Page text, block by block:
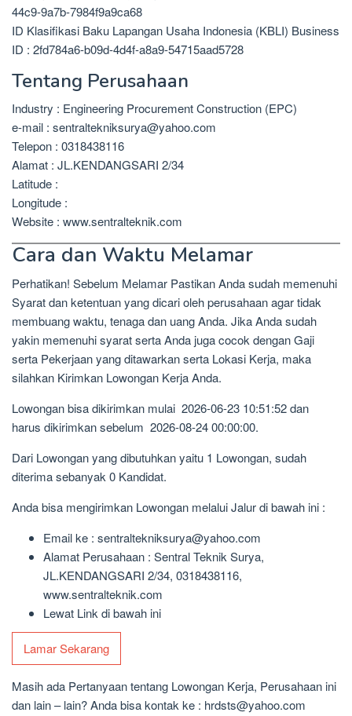
44c9-9a7b-7984f9a9ca68
ID Klasifikasi Baku Lapangan Usaha Indonesia (KBLI) Business
ID : 2fd784a6-b09d-4d4f-a8a9-54715aad5728
Tentang Perusahaan
Industry : Engineering Procurement Construction (EPC)
e-mail : sentraltekniksurya@yahoo.com
Telepon : 0318438116
Alamat : JL.KENDANGSARI 2/34
Latitude :
Longitude :
Website : www.sentralteknik.com
Cara dan Waktu Melamar
Perhatikan! Sebelum Melamar Pastikan Anda sudah memenuhi
Syarat dan ketentuan yang dicari oleh perusahaan agar tidak
membuang waktu, tenaga dan uang Anda. Jika Anda sudah
yakin memenuhi syarat serta Anda juga cocok dengan Gaji
serta Pekerjaan yang ditawarkan serta Lokasi Kerja, maka
silahkan Kirimkan Lowongan Kerja Anda.
Lowongan bisa dikirimkan mulai 2026-06-23 10:51:52 dan
harus dikirimkan sebelum 2026-08-24 00:00:00.
Dari Lowongan yang dibutuhkan yaitu 1 Lowongan, sudah
diterima sebanyak 0 Kandidat.
Anda bisa mengirimkan Lowongan melalui Jalur di bawah ini :
Email ke : sentraltekniksurya@yahoo.com
Alamat Perusahaan : Sentral Teknik Surya,
JL.KENDANGSARI 2/34, 0318438116,
www.sentralteknik.com
Lewat Link di bawah ini
Lamar Sekarang
Masih ada Pertanyaan tentang Lowongan Kerja, Perusahaan ini
dan lain – lain? Anda bisa kontak ke : hrdsts@yahoo.com